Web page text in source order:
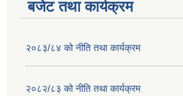
बजेट तथा कार्यक्रम
२०८३/८४ को नीति तथा कार्यक्रम
२०८२/८३ को नीति तथा कार्यक्रम